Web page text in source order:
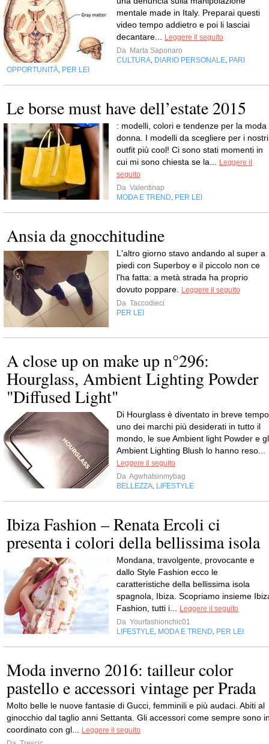
mentale made in Italy. Preparai questi
video tempo addietro e poi li lasciai
decantare...
Leggere il seguito
Da Marta Saponaro
CULTURA DIARIO PERSONALE PARI
OPPORTUNITÀ PER LEI
Le borse must have dell’estate 2015
: modelli, colori e tendenze per la moda
donna. I modelli da scegliere per i nostri
outfit più cool! Ci sono stati momenti in
cui mi sono chiesta se la...
Leggere il
seguito
Da Valentinap
MODA E TREND
PER LEI
Ansia da gnocchitudine
L'altro giorno stavo andando al super a
piedi con Superboy e il piccolo non ce
l'ha fatta: a metà strada ha proprio
dovuto poppare.
Leggere il seguito
Da Taccodieci
PER LEI
A close up on make up n°296:
Hourglass, Ambient Lighting Powder
"Diffused Light"
Di Hourglass è diventato in breve tempo
uno dei marchi più desiderati in tutto il
mondo, le sue Ambient light Powder e
Ambient Lighting Blush lo hanno reso...
Leggere il seguito
Da Agwhatsinmybag
BELLEZZA LIFESTYLE
Ibiza Fashion – Renata Ercoli ci
presenta i colori della bellissima isola
Mondana, travolgente, provocante e
dallo Style Fashion ecco le
caratteristiche della bellissima isola
spagnola, Ibiza. Scopriamo insieme
Fashion, tutti i...
Leggere il seguito
Da Yourfashionchic01
LIFESTYLE MODA E TREND PER LEI
Moda inverno 2016: tailleur color
pastello e accessori vintage per Prada
Molto belle le nuove fantasie di Gucci, femminili e più audaci. Abiti al
ginocchio dal taglio anni Settanta. Gli accessori come sempre sono
coordinato con gl...
Leggere il seguito